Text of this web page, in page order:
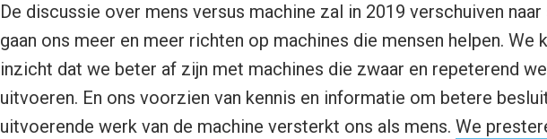
De discussie over mens versus machine zal in 2019 verschuiven
gaan ons meer en meer richten op machines die mensen helpen. We
inzicht dat we beter af zijn met machines die zwaar en repeterend
uitvoeren. En ons voorzien van kennis en informatie om betere
uitvoerende werk van de machine versterkt ons als mens. We